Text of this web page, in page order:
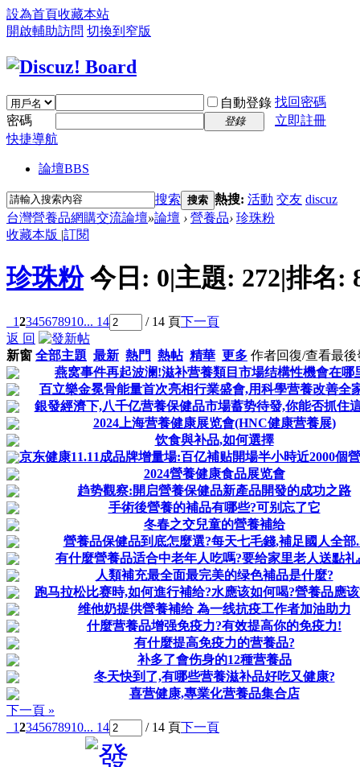
設為首頁收藏本站
開啟輔助訪問 切換到窄版
自動登錄 找回密碼
密碼
登錄
立即註冊
快捷導航
論壇BBS
搜索 搜索 熱搜: 活動 交友 discuz
台灣營養品網購交流論壇»論壇 › 營養品› 珍珠粉
收藏本版 |訂閱
珍珠粉 今日: 0|主題: 272|排名:
12345678910... 14 / 14 頁下一頁
返 回
新窗 全部主題 最新 熱門 熱帖 精華 更多 作者回復/查看最後
燕窝事件再起波澜!滋补营養類目市場结構性機會在哪
百立樂金冕骨能量首次亮相行業盛會,用科學营養改善全
銀發經濟下,八千亿营養保健品市場蓄势待發,你能否抓住
2024上海营養健康展览會(HNC健康营養展)
饮食與补品,如何選擇
京东健康11.11成品牌增量場:百亿補贴開場半小時近2000個
2024營養健康食品展览會
趋势觀察:開启營養保健品新產品開發的成功之路
手術後營養的補品有哪些?可别忘了它
冬春之交兒童的營養補给
營養品保健品到底怎麼選?每天七毛錢,補足國人全部
有什麼營養品适合中老年人吃嗎?要给家里老人送點礼
人類補充最全面最完美的绿色補品是什麼?
跑马拉松比赛時,如何進行補给?水應该如何喝?營養品應
维他奶提供營養補给 為一线抗疫工作者加油助力
什麼营養品增强免疫力?有效提高你的免疫力!
有什麼提高免疫力的营養品?
补多了會伤身的12種营養品
冬天快到了,有哪些营養滋补品好吃又健康?
喜营健康,專業化营養品集合店
下一頁 »
12345678910... 14 / 14 頁下一頁